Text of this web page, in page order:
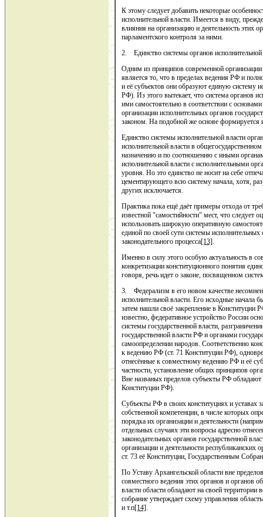
К этому следует добавить некоторые
исполнительной власти. Имеется в виду,
влияния на организацию и деятельность этих
парламентского контроля за ними.
2. Единство системы органов исполнительной
Одним из принципов современной организации
является то, что в пределах ведения РФ и
и её субъектов они образуют единую систему
РФ). Из этого вытекает, что система органов
ими самостоятельно в соответствии с
организации исполнительных органов
законом. На подобной же основе формируется
Единство системы исполнительной власти
исполнительной власти в
назначению и по соотношению с иными
исполнительной власти с исполнительными
уровня. Но это единство не носит на себе
цементирующего всю систему начала, хотя,
других исключается.
Практика пока ещё даёт примеры отхода от
известной "самостийности" мест, что следует
использовать широкую оперативную
единой по своей сути системы исполнительных
законодательного процесса[13].
Именно в силу этого особую актуальность в
конкретизации конституционного понятия
говоря, речь идет о законе, посвященном
3. Федерализм в его новом качестве
исполнительной власти. Его исходные
затем нашли своё закрепление в Конституции
известно, федеративное устройство России
системы государственной власти,
государственной власти РФ и органами
самоопределении народов. Соответственно
к ведению РФ (ст. 71 Конституции РФ),
отнесённые к совместному ведению РФ и её
частности, установление общих принципов
Вне названых пределов субъекты РФ обладают
Конституции РФ).
Субъекты РФ в своих конституциях и уставах
собственной компетенции, в числе которых
порядка их организации и деятельности
отдельных случаях эти вопросы адресно
законодательных органов государственной
организации и деятельности республиканских
ст. 73 её Конституции, Государственным
По Уставу Архангельской области вне
совместного ведения этих органов и органов
власти области обладают на своей территории
собрание утверждает схему управления
и т.п[14].